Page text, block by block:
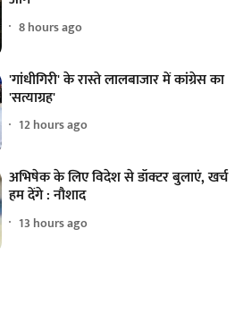
8 hours ago
'गांधीगिरी' के रास्ते लालबाजार में कांग्रेस का
'सत्याग्रह'
12 hours ago
अभिषेक के लिए विदेश से डॉक्टर बुलाएं, खर्च
हम देंगे : नौशाद
13 hours ago